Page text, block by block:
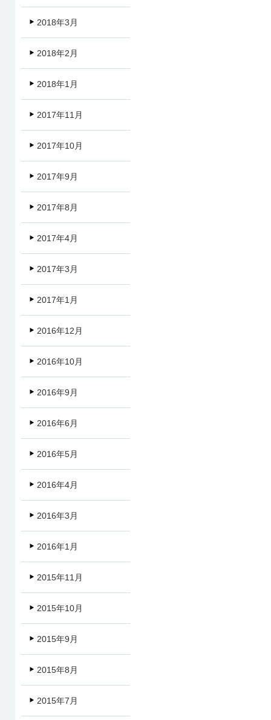
2018年3月
2018年2月
2018年1月
2017年11月
2017年10月
2017年9月
2017年8月
2017年4月
2017年3月
2017年1月
2016年12月
2016年10月
2016年9月
2016年6月
2016年5月
2016年4月
2016年3月
2016年1月
2015年11月
2015年10月
2015年9月
2015年8月
2015年7月